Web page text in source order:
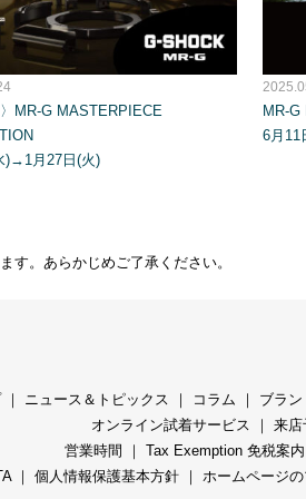
MR-G MASTERPIECE
)→1月27日(火)
MR-G
6月11
す。あらかじめご了承ください。
｜ ニュース＆トピックス ｜ コラム ｜ ブラン
オンライン試着サービス ｜ 来店
営業時間
｜ Tax Exemption 免税案内
｜ 個人情報保護基本方針 ｜ ホームページ